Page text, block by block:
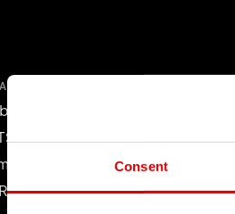
Consent
NEUMÁTICO
como sistema rueda-
optimizado
montado con el nuevo
111 en la rueda delantera.